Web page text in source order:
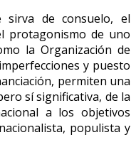
de consuelo, el
protagonismo de uno
la Organización de
y puesto
permiten una
sí significativa, de la
a los objetivos
populista y